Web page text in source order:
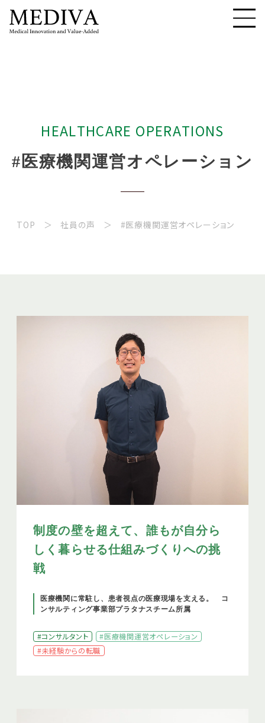
HEALTHCARE OPERATIONS
# 医療機関運営オペレ ーシ ョ ン
TOP 社員の声 #医療機関運営オペレーション
制度の壁を超えて、誰もが自分ら
しく暮らせる仕組みづくりへの挑
戦
医療機関に常駐し、患者視点の医療現場を支える。 コ
ンサルティング事業部プラタナスチーム所属
#コンサルタント
#医療機関運営オペレーション
#未経験からの転職